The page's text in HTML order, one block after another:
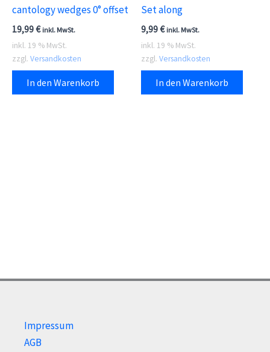
gewählt
werden
cantology wedges 0° offset
19,99€ inkl. MwSt.
inkl. 19 % MwSt.
zzgl. Versandkosten
In den Warenkorb
Set along
9,99€ inkl. MwSt.
inkl. 19 % MwSt.
zzgl. Versandkosten
In den Warenkorb
Impressum
AGB